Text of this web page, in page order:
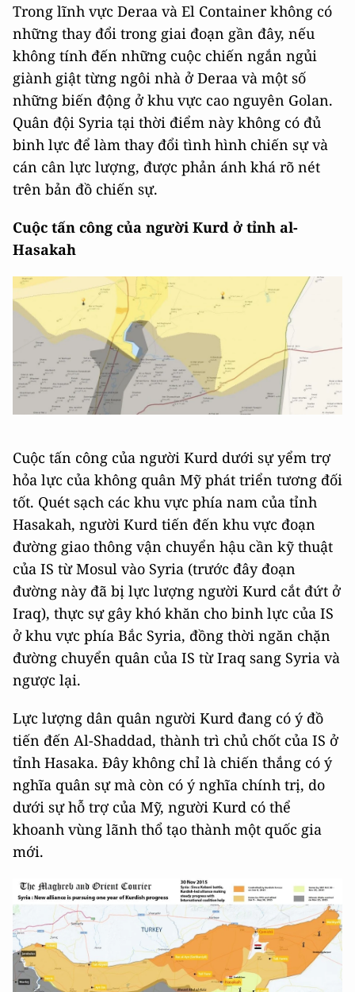
Trong lĩnh vực Deraa và El Container không có
những thay đổi trong giai đoạn gần đây, nếu
không tính đến những cuộc chiến ngắn ngủi
giành giật từng ngôi nhà ở Deraa và một số
những biến động ở khu vực cao nguyên Golan.
Quân đội Syria tại thời điểm này không có đủ
binh lực để làm thay đổi tình hình chiến sự và
cán cân lực lượng, được phản ánh khá rõ nét
trên bản đồ chiến sự.
Cuộc tấn công của người Kurd ở tỉnh al-
Hasakah
Cuộc tấn công của người Kurd dưới sự yểm trợ
hỏa lực của không quân Mỹ phát triển tương đối
tốt. Quét sạch các khu vực phía nam của tỉnh
Hasakah, người Kurd tiến đến khu vực đoạn
đường giao thông vận chuyển hậu cần kỹ thuật
của IS từ Mosul vào Syria (trước đây đoạn
đường này đã bị lực lượng người Kurd cắt đứt ở
Iraq), thực sự gây khó khăn cho binh lực của IS
ở khu vực phía Bắc Syria, đồng thời ngăn chặn
đường chuyển quân của IS từ Iraq sang Syria và
ngược lại.
Lực lượng dân quân người Kurd đang có ý đồ
tiến đến Al-Shaddad, thành trì chủ chốt của IS ở
tỉnh Hasaka. Đây không chỉ là chiến thắng có ý
nghĩa quân sự mà còn có ý nghĩa chính trị, do
dưới sự hỗ trợ của Mỹ, người Kurd có thể
khoanh vùng lãnh thổ tạo thành một quốc gia
mới.